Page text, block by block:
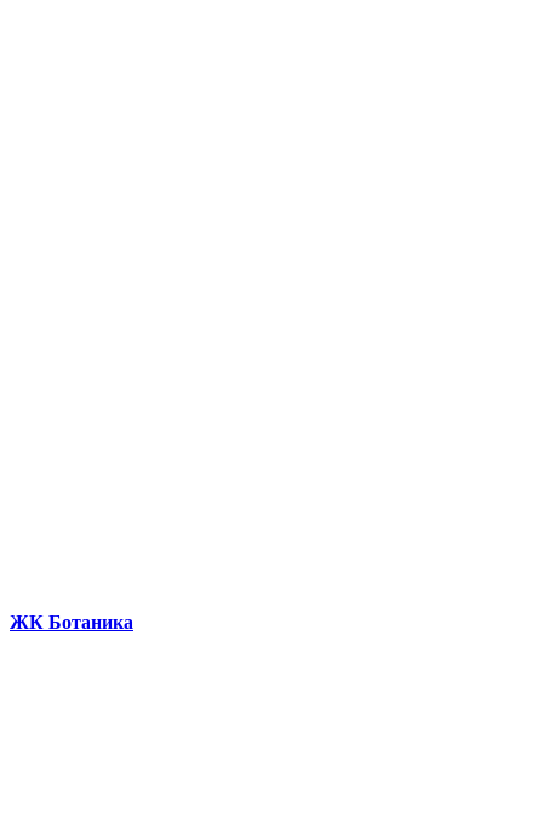
ЖК Ботаника